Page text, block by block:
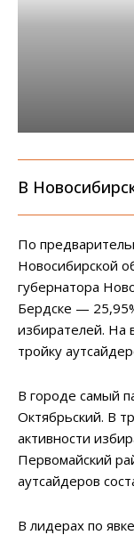
В
По
Новосибирской
губернатора
Бердске —
избирателей. На
тройку
В городе самый
Октябрьский. В
активности
Первомайский
аутсайдеров
В лидерах по